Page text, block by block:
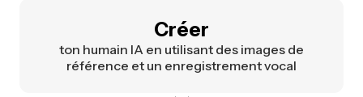
Créer
ton humain IA en utilisant des images de
référence et un enregistrement vocal